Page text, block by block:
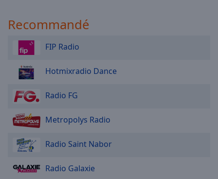
Recommandé
FIP Radio
Hotmixradio Dance
Radio FG
Metropolys Radio
Radio Saint Nabor
Radio Galaxie